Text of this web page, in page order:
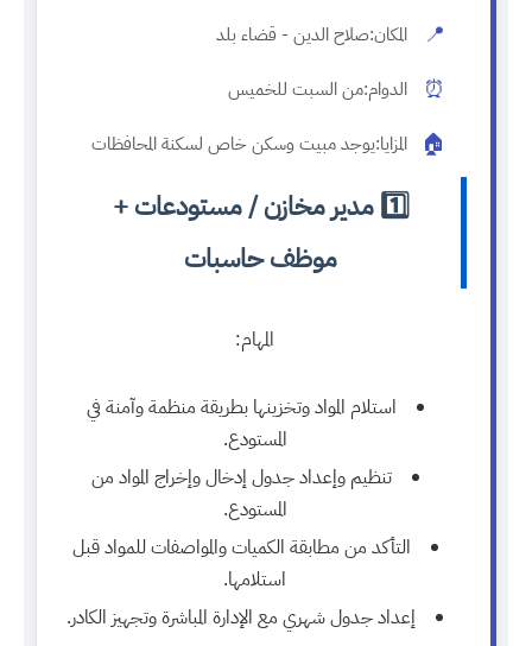
📍 المكان:صلاح الدين - قضاء بلد
⏰ الدوام:من السبت للخميس
🏠 المزايا:يوجد مبيت وسكن خاص لسكنة المحافظات
1️⃣ مدير مخازن / مستودعات +
موظف حاسبات
المهام:
استلام المواد وتخزينها بطريقة منظمة وآمنة في
المستودع.
تنظيم وإعداد جدول إدخال وإخراج المواد من
المستودع.
التأكد من مطابقة الكميات والمواصفات للمواد قبل
استلامها.
إعداد جدول شهري مع الإدارة المباشرة وتجهيز الكادر.